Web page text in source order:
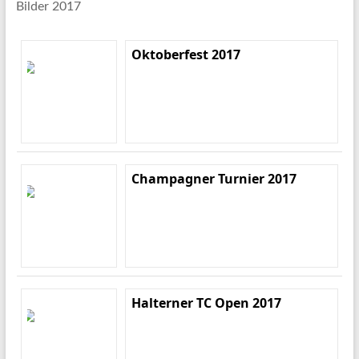
Bilder 2017
Oktoberfest 2017
Champagner Turnier 2017
Halterner TC Open 2017